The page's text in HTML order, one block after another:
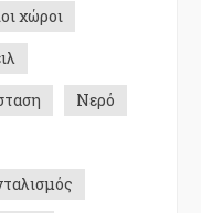
χώροι
Νερό